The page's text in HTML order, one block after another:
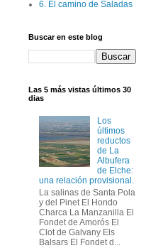
6. El camino de Saladas
Buscar en este blog
Las 5 más vistas últimos 30
dias
Los
últimos
reductos
de La
Albufera
de Elche:
una relación provisional.
La salinas de Santa Pola
y del Pinet El Hondo
Charca La Manzanilla El
Fondet de Amorós El
Clot de Galvany Els
Balsars El Fondet d...